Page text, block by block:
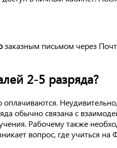
заказным письмом через
2-5 разряда?
обычно связана с
Рабочему также
вопрос, где учиться